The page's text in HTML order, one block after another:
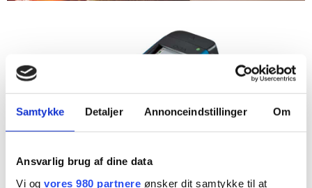
Samtykke Detaljer Annonceindstillinger Om
Ansvarlig brug af dine data
Vi og vores 980 partnere ønsker dit samtykke til at
Klucz do odczytu